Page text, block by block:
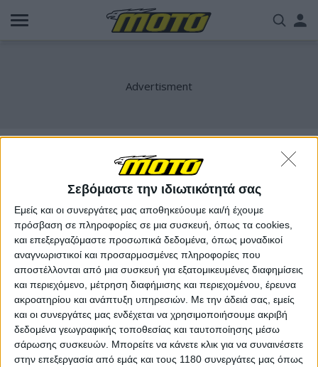
Σεβόμαστε την ιδιωτικότητά σας
Εμείς και οι συνεργάτες μας αποθηκεύουμε και/ή έχουμε
πρόσβαση σε πληροφορίες σε μια συσκευή, όπως τα cookies,
και επεξεργαζόμαστε προσωπικά δεδομένα, όπως μοναδικοί
αναγνωριστικοί και προσαρμοσμένες πληροφορίες που
αποστέλλονται από μια συσκευή για εξατομικευμένες διαφημίσεις
και περιεχόμενο, μέτρηση διαφήμισης και περιεχομένου, έρευνα
ακροατηρίου και ανάπτυξη υπηρεσιών. Με την άδειά σας, εμείς
και οι συνεργάτες μας ενδέχεται να χρησιμοποιήσουμε ακριβή
δεδομένα γεωγραφικής τοποθεσίας και ταυτοποίησης μέσω
σάρωσης συσκευών. Μπορείτε να κάνετε κλικ για να συναινέσετε
στην επεξεργασία από εμάς και τους 1180 συνεργάτες μας όπως
Παράκαμψη
προς
CB1000R Hornet
Επικαιρότητα 15/4/2026